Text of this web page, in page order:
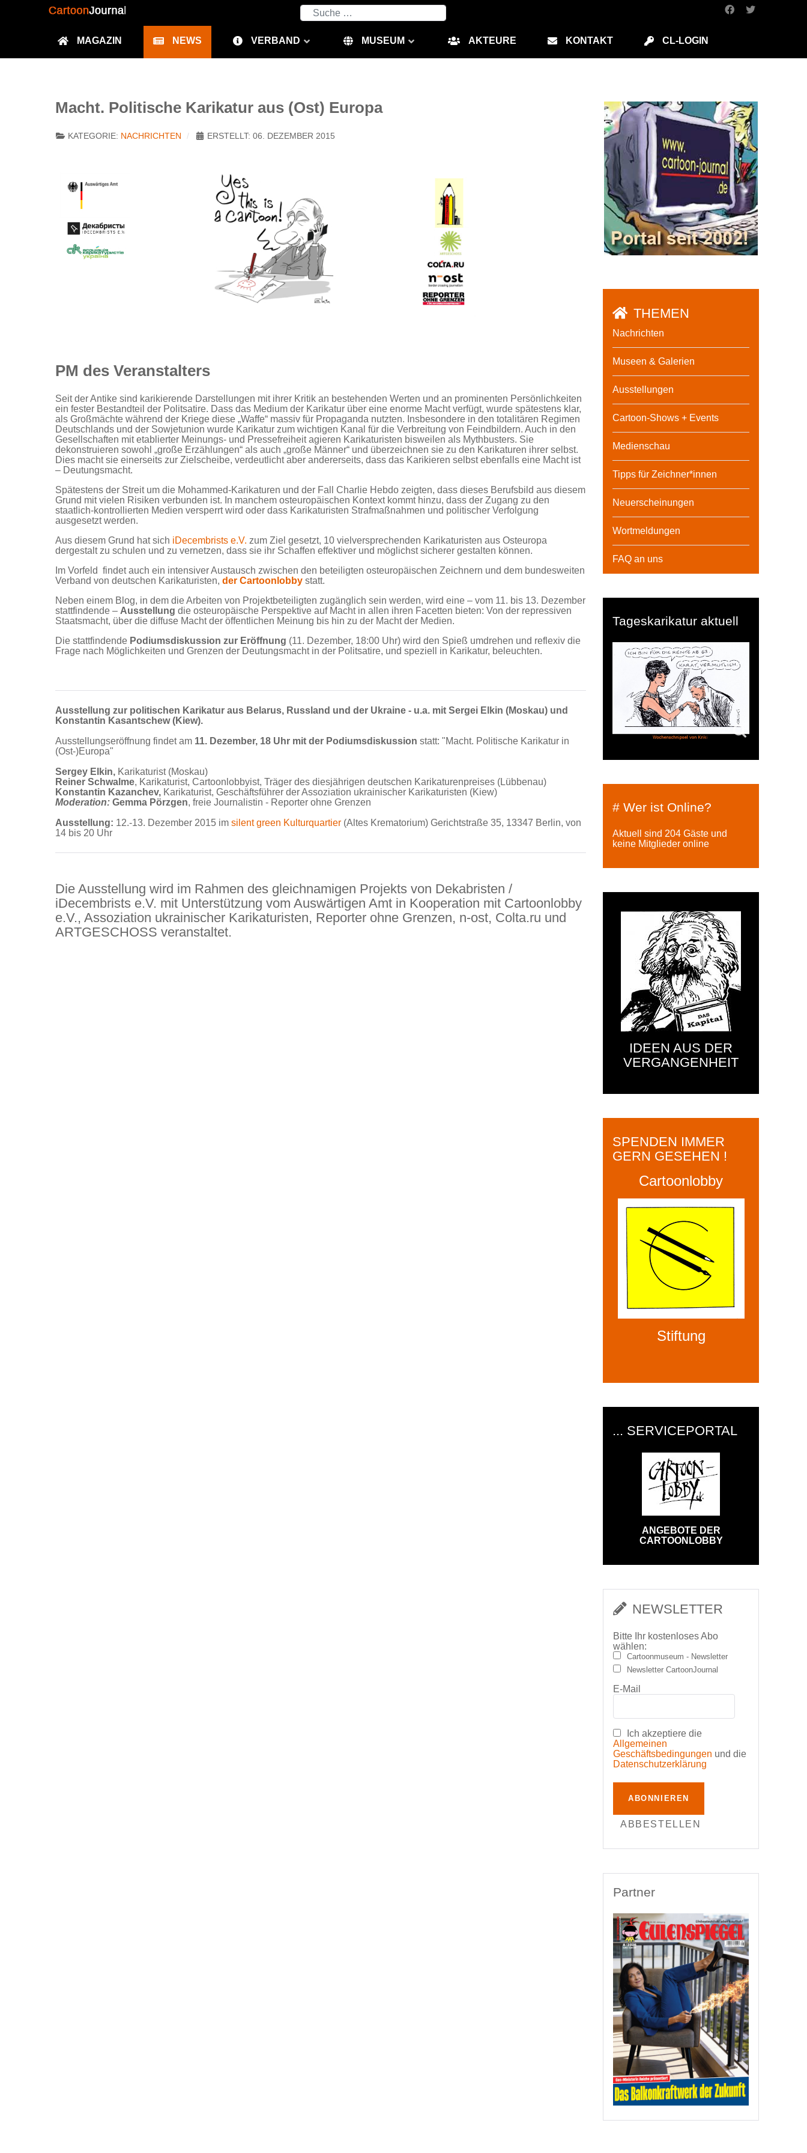
Suchen
MAGAZIN NEWS VERBAND MUSEUM AKTEURE KONTAKT CL-LOGIN
Macht. Politische Karikatur aus (Ost) Europa
KATEGORIE: NACHRICHTEN ERSTELLT: 06. DEZEMBER 2015
PM des Veranstalters
Seit der Antike sind karikierende Darstellungen mit ihrer Kritik an bestehenden Werten und an prominenten Persönlichkeiten
ein fester Bestandteil der Politsatire. Dass das Medium der Karikatur über eine enorme Macht verfügt, wurde spätestens klar,
als Großmächte während der Kriege diese „Waffe“ massiv für Propaganda nutzten. Insbesondere in den totalitären Regimen
Deutschlands und der Sowjetunion wurde Karikatur zum wichtigen Kanal für die Verbreitung von Feindbildern. Auch in den
Gesellschaften mit etablierter Meinungs- und Pressefreiheit agieren Karikaturisten bisweilen als Mythbusters. Sie
dekonstruieren sowohl „große Erzählungen“ als auch „große Männer“ und überzeichnen sie zu den Karikaturen ihrer selbst.
Dies macht sie einerseits zur Zielscheibe, verdeutlicht aber andererseits, dass das Karikieren selbst ebenfalls eine Macht ist
– Deutungsmacht.
Spätestens der Streit um die Mohammed-Karikaturen und der Fall Charlie Hebdo zeigten, dass dieses Berufsbild aus diesem
Grund mit vielen Risiken verbunden ist. In manchem osteuropäischen Kontext kommt hinzu, dass der Zugang zu den
staatlich-kontrollierten Medien versperrt wird oder dass Karikaturisten Strafmaßnahmen und politischer Verfolgung
ausgesetzt werden.
Aus diesem Grund hat sich iDecembrists e.V. zum Ziel gesetzt, 10 vielversprechenden Karikaturisten aus Osteuropa
dergestalt zu schulen und zu vernetzen, dass sie ihr Schaffen effektiver und möglichst sicherer gestalten können.
Im Vorfeld findet auch ein intensiver Austausch zwischen den beteiligten osteuropäischen Zeichnern und dem bundesweiten
Verband von deutschen Karikaturisten, der Cartoonlobby statt.
Neben einem Blog, in dem die Arbeiten von Projektbeteiligten zugänglich sein werden, wird eine – vom 11. bis 13. Dezember
stattfindende – Ausstellung die osteuropäische Perspektive auf Macht in allen ihren Facetten bieten: Von der repressiven
Staatsmacht, über die diffuse Macht der öffentlichen Meinung bis hin zu der Macht der Medien.
Die stattfindende Podiumsdiskussion zur Eröffnung (11. Dezember, 18:00 Uhr) wird den Spieß umdrehen und reflexiv die
Frage nach Möglichkeiten und Grenzen der Deutungsmacht in der Politsatire, und speziell in Karikatur, beleuchten.
Ausstellung zur politischen Karikatur aus Belarus, Russland und der Ukraine - u.a. mit Sergei Elkin (Moskau) und
Konstantin Kasantschew (Kiew).
Ausstellungseröffnung findet am 11. Dezember, 18 Uhr mit der Podiumsdiskussion statt: "Macht. Politische Karikatur in
(Ost-)Europa"
Sergey Elkin, Karikaturist (Moskau)
Reiner Schwalme, Karikaturist, Cartoonlobbyist, Träger des diesjährigen deutschen Karikaturenpreises (Lübbenau)
Konstantin Kazanchev, Karikaturist, Geschäftsführer der Assoziation ukrainischer Karikaturisten (Kiew)
Moderation: Gemma Pörzgen, freie Journalistin - Reporter ohne Grenzen
Ausstellung: 12.-13. Dezember 2015 im silent green Kulturquartier (Altes Krematorium) Gerichtstraße 35, 13347 Berlin, von
14 bis 20 Uhr
Die Ausstellung wird im Rahmen des gleichnamigen Projekts von Dekabristen /
iDecembrists e.V. mit Unterstützung vom Auswärtigen Amt in Kooperation mit Cartoonlobby
e.V., Assoziation ukrainischer Karikaturisten, Reporter ohne Grenzen, n-ost, Colta.ru und
ARTGESCHOSS veranstaltet.
THEMEN
Nachrichten
Museen & Galerien
Ausstellungen
Cartoon-Shows + Events
Medienschau
Tipps für Zeichner*innen
Neuerscheinungen
Wortmeldungen
FAQ an uns
Tageskarikatur aktuell
# Wer ist Online?
Aktuell sind 204 Gäste und
keine Mitglieder online
IDEEN AUS DER
VERGANGENHEIT
SPENDEN IMMER
GERN GESEHEN !
Cartoonlobby
Stiftung
... SERVICEPORTAL
ANGEBOTE DER
CARTOONLOBBY
NEWSLETTER
Bitte Ihr kostenloses Abo
wählen:
Cartoonmuseum - Newsletter
Newsletter CartoonJournal
E-Mail
Ich akzeptiere die
Allgemeinen
Geschäftsbedingungen und die
Datenschutzerklärung
ABONNIEREN
ABBESTELLEN
Partner